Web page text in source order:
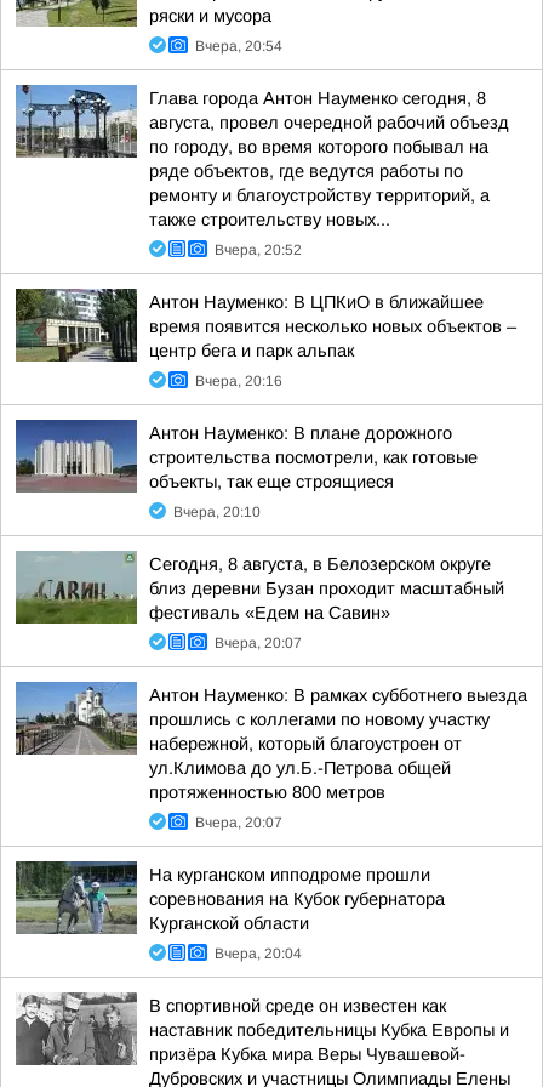
ряски и мусора
Вчера, 20:54
Глава города Антон Науменко сегодня, 8
августа, провел очередной рабочий объезд
по городу, во время которого побывал на
ряде объектов, где ведутся работы по
ремонту и благоустройству территорий, а
также строительству новых...
Вчера, 20:52
Антон Науменко: В ЦПКиО в ближайшее
время появится несколько новых объектов –
центр бега и парк альпак
Вчера, 20:16
Антон Науменко: В плане дорожного
строительства посмотрели, как готовые
объекты, так еще строящиеся
Вчера, 20:10
Сегодня, 8 августа, в Белозерском округе
близ деревни Бузан проходит масштабный
фестиваль «Едем на Савин»
Вчера, 20:07
Антон Науменко: В рамках субботнего выезда
прошлись с коллегами по новому участку
набережной, который благоустроен от
ул.Климова до ул.Б.-Петрова общей
протяженностью 800 метров
Вчера, 20:07
На курганском ипподроме прошли
соревнования на Кубок губернатора
Курганской области
Вчера, 20:04
В спортивной среде он известен как
наставник победительницы Кубка Европы и
призёра Кубка мира Веры Чувашевой-
Дубровских и участницы Олимпиады Елены